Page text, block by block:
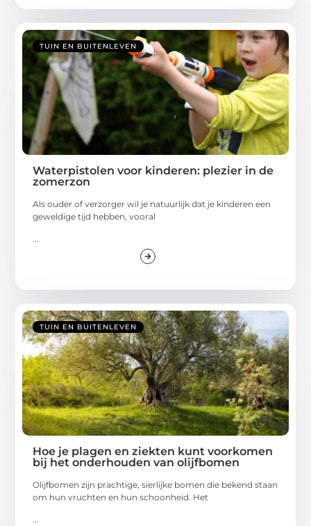
TUIN EN BUITENLEVEN
Waterpistolen voor kinderen: plezier in de
zomerzon
Als ouder of verzorger wil je natuurlijk dat je kinderen een
geweldige tijd hebben, vooral
...
TUIN EN BUITENLEVEN
Hoe je plagen en ziekten kunt voorkomen
bij het onderhouden van olijfbomen
Olijfbomen zijn prachtige, sierlijke bomen die bekend staan
om hun vruchten en hun schoonheid. Het
...